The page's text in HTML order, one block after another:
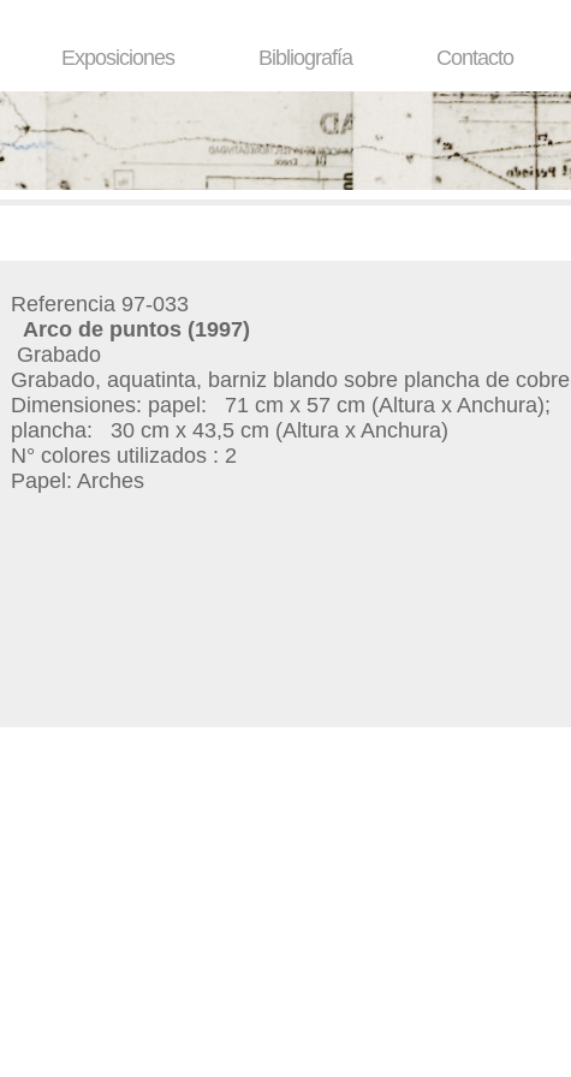
Exposiciones Bibliografía Contacto
Referencia 97-033
Arco de puntos(1997)
Grabado
Grabado, aquatinta, barniz blando sobre plancha de cobre
Dimensiones: papel:
71 cm x 57 cm (Altura x Anchura);
plancha:
30 cm x 43,5 cm (Altura x Anchura)
N° colores utilizados : 2
Papel: Arches